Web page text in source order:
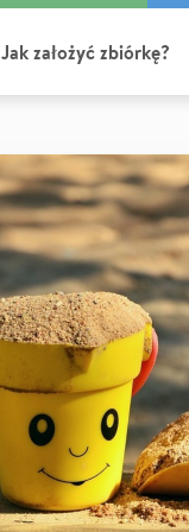
Jak założyć zbiórkę?